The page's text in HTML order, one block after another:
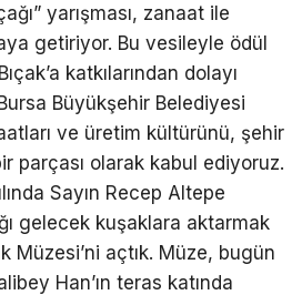
yarışması, zanaat ile
getiriyor. Bu vesileyle ödül
katkılarından dolayı
Büyükşehir Belediyesi
ve üretim kültürünü, şehir
parçası olarak kabul ediyoruz.
Sayın Recep Altepe
gelecek kuşaklara aktarmak
Müzesi’ni açtık. Müze, bugün
Han’ın teras katında